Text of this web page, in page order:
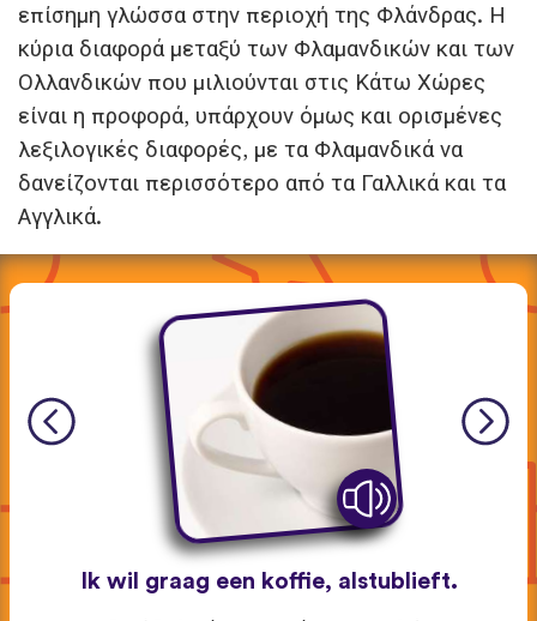
επίσημη γλώσσα στην περιοχή της Φλάνδρας. Η
κύρια διαφορά μεταξύ των Φλαμανδικών και των
Ολλανδικών που μιλιούνται στις Κάτω Χώρες
είναι η προφορά, υπάρχουν όμως και ορισμένες
λεξιλογικές διαφορές, με τα Φλαμανδικά να
δανείζονται περισσότερο από τα Γαλλικά και τα
Αγγλικά.
Ik wil graag een koffie, alstublieft.